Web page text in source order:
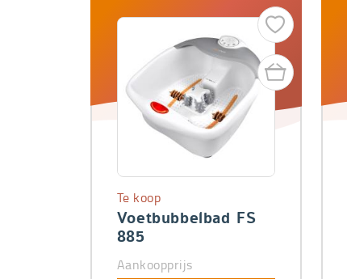
Voetbubbelbad FS
885
Te koop
Aankoopprijs